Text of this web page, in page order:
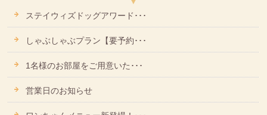
ステイウィズドッグアワード･･･
しゃぶしゃぶプラン【要予約･･･
1名様のお部屋をご用意いた･･･
営業日のお知らせ